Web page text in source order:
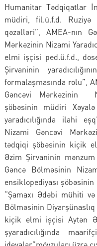
Humanitar Tədqiqatlar
müdiri, fil.ü.f.d. Ruziyə
qəzəlləri”, AMEA-nın
Mərkəzinin Nizami
elmi işçisi ped.ü.f.d.,
Şirvaninin
formalaşmasında rolu”,
Gəncəvi Mərkəzinin
şöbəsinin müdiri
yaradıcılığında ilahi
Nizami Gəncəvi
tədqiqi şöbəsinin kiçik
Əzim Şirvaninin
Gəncə Bölməsinin
ensiklopediyası
“Şamaxı Ədəbi mühiti
Bölməsinin
kiçik elmi işçisi Aytən
şyaradıcılığında